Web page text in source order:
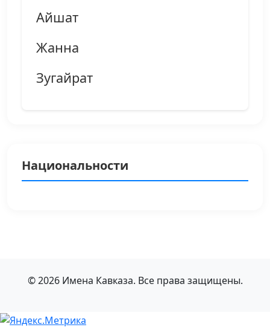
Айшат
Жанна
Зугайрат
Национальности
© 2026 Имена Кавказа. Все права защищены.